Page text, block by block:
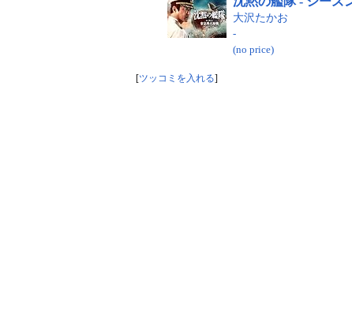
大沢たかお
-
(no price)
ツッコミを入れる